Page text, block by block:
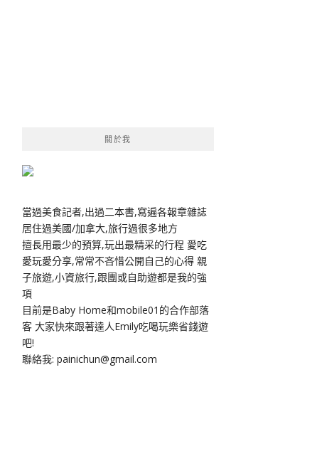
關於我
當過美食記者,出過二本書,寫遍各報章雜誌
居住過美國/加拿大,旅行過很多地方
擅長用最少的預算,玩出最精采的行程 愛吃
愛玩愛分享,常常不吝惜公開自己的心得 親
子旅遊,小資旅行,跟團或自助遊都是我的強
項
目前是Baby Home和mobile01的合作部落
客 大家快來跟著達人Emily吃喝玩樂省錢遊
吧!
聯絡我: painichun@gmail.com